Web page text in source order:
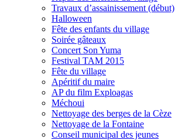
Travaux d’assainissement (début)
Halloween
Fête des enfants du village
Soirée gâteaux
Concert Son Yuma
Festival TAM 2015
Fête du village
Apéritif du maire
AP du film Exploagas
Méchoui
Nettoyage des berges de la Cèze
Nettoyage de la Fontaine
Conseil municipal des jeunes